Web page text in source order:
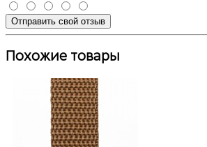
Отправить свой отзыв
Похожие товары